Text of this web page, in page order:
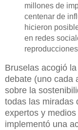
millones de
centenar de
hicieron
en redes
Bruselas acogió
debate (uno cada
sobre la
todas las miradas
expertos y
implementó una